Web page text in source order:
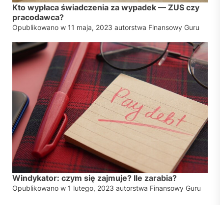
Kto wypłaca świadczenia za wypadek — ZUS czy
pracodawca?
Opublikowano w 11 maja, 2023 autorstwa Finansowy Guru
Windykator: czym się zajmuje? Ile zarabia?
Opublikowano w 1 lutego, 2023 autorstwa Finansowy Guru